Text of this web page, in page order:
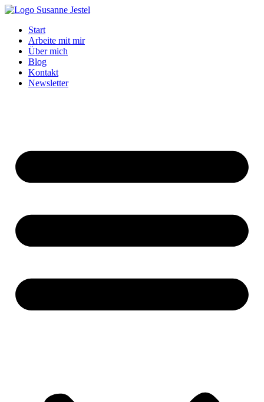
Zum
springenStart
Arbeite mit mir
Über mich
Blog
Kontakt
Newsletter